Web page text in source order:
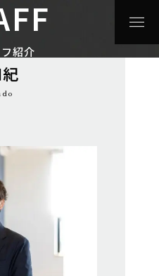
紹介